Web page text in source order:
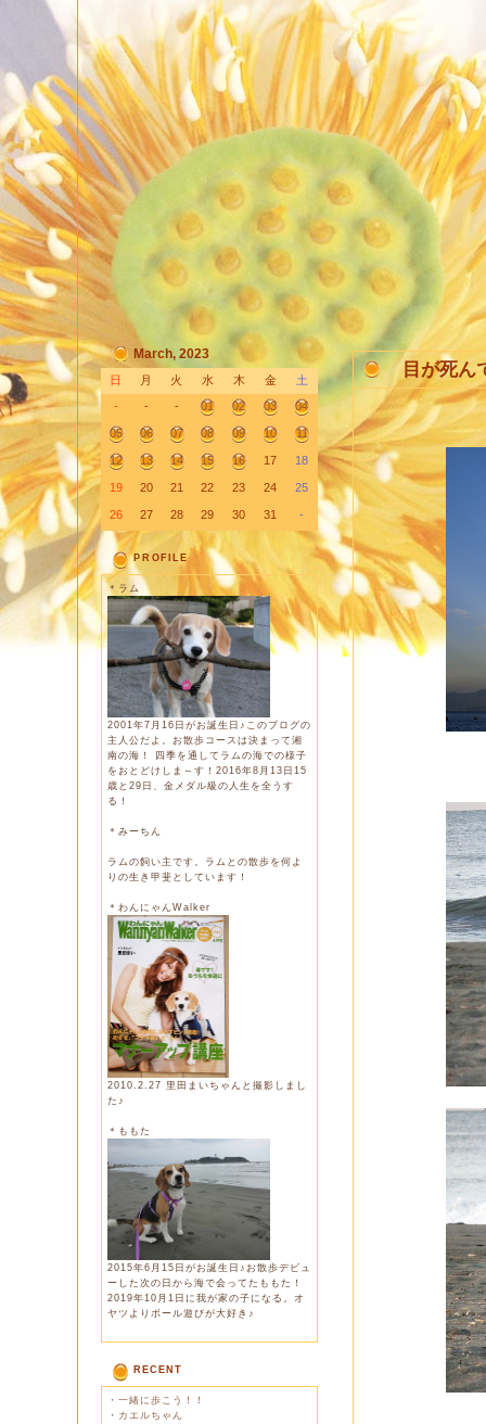
March, 2023
日 月 火 水 木 金
土
-
- - 01 02 03 04
05 06 07 08 09 10 11
12 13 14 15 16 17 18
19 20 21 22 23 24 25
26 27 28 29 30 31 -
PROFILE
＊ラム
2001年7月16日がお誕生日♪このブログの
主人公だよ。お散歩コースは決まって湘
南の海！ 四季を通してラムの海での様子
をおとどけしま～す！2016年8月13日15
歳と29日、金メダル級の人生を全うす
る！
＊みーちん
ラムの飼い主です。ラムとの散歩を何よ
りの生き甲斐としています！
＊わんにゃんWalker
2010.2.27 里田まいちゃんと撮影しまし
た♪
＊ももた
2015年6月15日がお誕生日♪お散歩デビュ
ーした次の日から海で会ってたももた！
2019年10月1日に我が家の子になる。オ
ヤツよりボール遊びが大好き♪
RECENT
・ 一緒に歩こう！！
・ カエルちゃん
目が死ん